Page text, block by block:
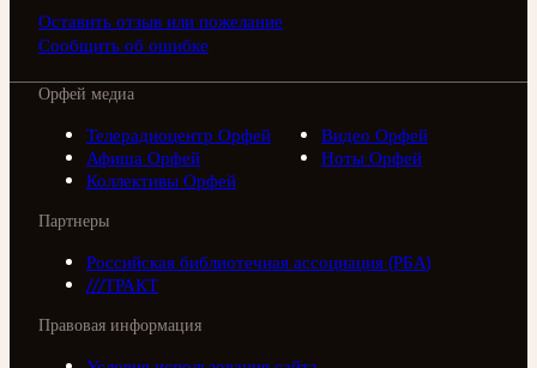
Оставить отзыв или пожелание
Сообщить об ошибке
Орфей медиа
Телерадиоцентр Орфей
Видео Орфей
Афиша Орфей
Ноты Орфей
Коллективы Орфей
Партнеры
Российская библиотечная ассоциация (РБА)
///ТРАКТ
Правовая информация